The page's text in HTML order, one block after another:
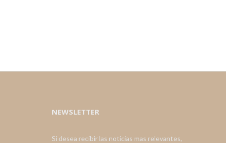
NEWSLETTER
Si desea recibir las noticias mas relevantes,